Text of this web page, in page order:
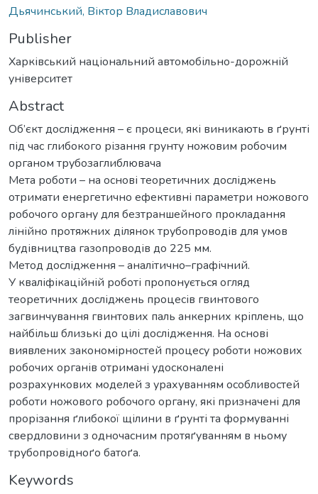
Дьячинський, Віктор Владиславович
Publisher
Харківський національний автомобільно-дорожній
університет
Abstract
Об’єкт дослідження – є процеси, які виникають в ґрунті
під час глибокого різання грунту ножовим робочим
органом трубозаглиблювача
Мета роботи – на основі теоретичних досліджень
отримати енергетично ефективні параметри ножового
робочого органу для безтраншейного прокладання
лінійно протяжних ділянок трубопроводів для умов
будівництва газопроводів до 225 мм.
Метод дослідження – аналітично–графічний.
У кваліфікаційній роботі пропонується огляд
теоретичних досліджень процесів гвинтового
загвинчування гвинтових паль анкерних кріплень, що
найбільш близькі до цілі дослідження. На основі
виявлених закономірностей процесу роботи ножових
робочих органів отримані удосконалені
розрахункових моделей з урахуванням особливостей
роботи ножового робочого органу, які призначені для
прорізання ґлибокої щілини в ґрунті та формуванні
свердловини з одночасним протяґуванням в ньому
трубопровідноґо батоґа.
Keywords